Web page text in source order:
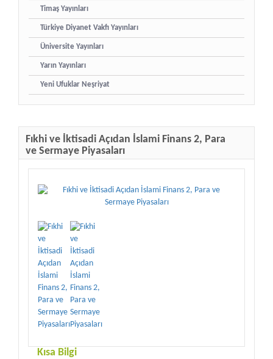
Timaş Yayınları
Türkiye Diyanet Vakfı Yayınları
Üniversite Yayınları
Yarın Yayınları
Yeni Ufuklar Neşriyat
Fıkhi ve İktisadi Açıdan İslami Finans 2, Para
ve Sermaye Piyasaları
Kısa Bilgi